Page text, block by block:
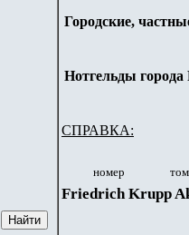
Городские,
Нотгельды города
СПРАВКА:
номер том
Friedrich Krupp